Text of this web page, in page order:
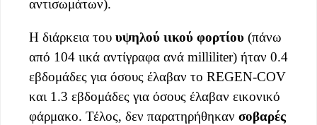
αντισωμάτων).
Η διάρκεια του υψηλού ιικού φορτίου (πάνω
από 104 ιικά αντίγραφα ανά milliliter) ήταν 0.4
εβδομάδες για όσους έλαβαν το REGEN-COV
και 1.3 εβδομάδες για όσους έλαβαν εικονικό
φάρμακο. Τέλος, δεν παρατηρήθηκαν σοβαρές